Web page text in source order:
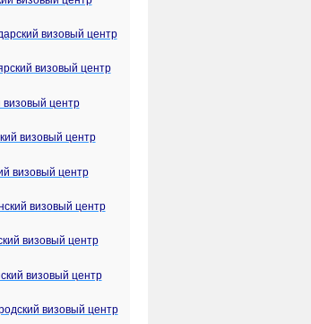
визовый центр
визовый центр
визовый центр
визовый центр
визовый центр
визовый центр
визовый центр
визовый центр
визовый центр